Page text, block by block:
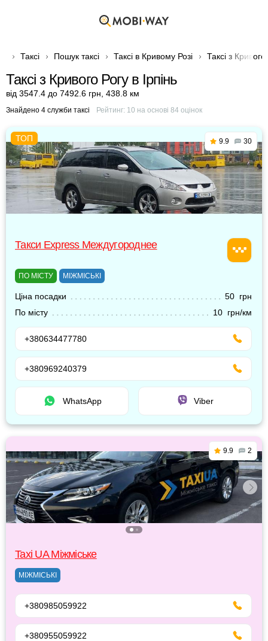
Таксі Пошук таксі Таксі в Кривому Розі Таксі з Кривого
Таксі з Кривого Рогу в Ірпінь
від 3547.4 до 7492.6 грн 438.8 км
Знайдено 4 служби таксі Рейтинг: 10 на основі 84оцінок
9.9 30
Такси Express Междугороднее
ПО МІСТУ МІЖМІСЬКІ
Ціна посадки
50 грн
По місту
10 грн/км
+380634477780
+380969240379
WhatsApp Viber
9.9 2
Taxi UA Міжміське
МІЖМІСЬКІ
+380985059922
+380955059922